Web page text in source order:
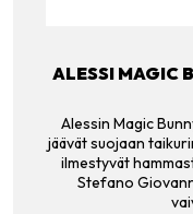
ALESSI MAGIC
Alessin Magic
jäävät suojaan
ilmestyvät
Stefano